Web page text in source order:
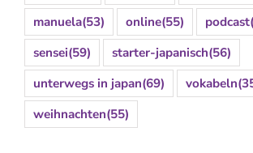
manuela(53) online(55) podcast
sensei(59) starter-japanisch(56)
unterwegs in japan(69) vokabeln
weihnachten(55)